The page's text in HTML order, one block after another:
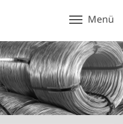
Menü